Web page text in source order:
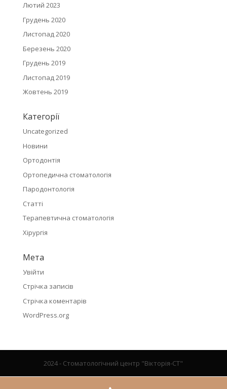
Лютий 2023
Грудень 2020
Листопад 2020
Березень 2020
Грудень 2019
Листопад 2019
Жовтень 2019
Категорії
Uncategorized
Новини
Ортодонтія
Ортопедична стоматологія
Пародонтологія
Статті
Терапевтична стоматологія
Хірургія
Мета
Увійти
Стрічка записів
Стрічка коментарів
WordPress.org
2024 - Стоматологічний центр "Вікторія-СТ"